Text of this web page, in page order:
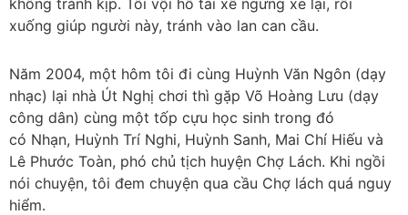
không tránh kịp. Tôi vội hô tài xế ngừng xe lại, rồi
xuống giúp người này, tránh vào lan can cầu.
Năm 2004, một hôm tôi đi cùng Huỳnh Văn Ngôn (dạy
nhạc) lại nhà Út Nghị chơi thì gặp Võ Hoàng Lưu (dạy
công dân) cùng một tốp cựu học sinh trong đó
có Nhạn, Huỳnh Trí Nghi, Huỳnh Sanh, Mai Chí Hiếu và
Lê Phước Toàn, phó chủ tịch huyện Chợ Lách. Khi ngồi
nói chuyện, tôi đem chuyện qua cầu Chợ lách quá nguy
hiểm.